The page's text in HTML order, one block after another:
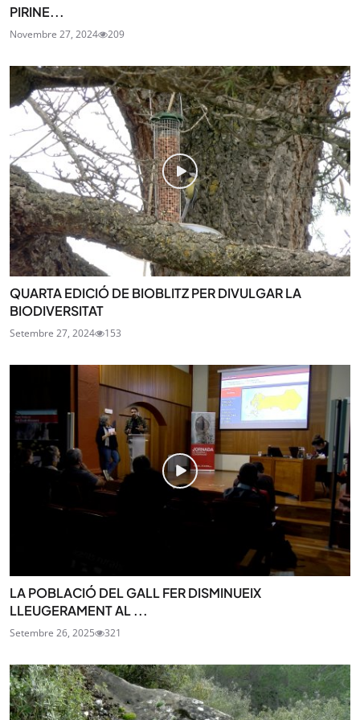
PIRINE...
Novembre 27, 2024 209
QUARTA EDICIÓ DE BIOBLITZ PER DIVULGAR LA
BIODIVERSITAT
Setembre 27, 2024 153
LA POBLACIÓ DEL GALL FER DISMINUEIX
LLEUGERAMENT AL ...
Setembre 26, 2025 321